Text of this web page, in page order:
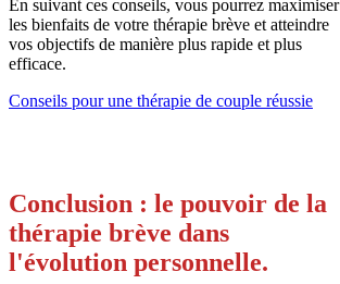
En suivant ces conseils, vous pourrez maximiser
les bienfaits de votre thérapie brève et atteindre
vos objectifs de manière plus rapide et plus
efficace.
Conseils pour une thérapie de couple réussie
Conclusion : le pouvoir de la
thérapie brève dans
l'évolution personnelle.